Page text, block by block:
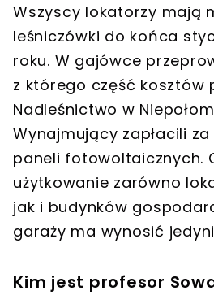
Wszyscy lokatorzy mają
leśniczówki do końca
roku. W gajówce
z którego część kosztów
Nadleśnictwo w
Wynajmujący zapłacili
paneli fotowoltaicznych.
użytkowanie zarówno
jak i budynków
garaży ma wynosić
Kim jest profesor